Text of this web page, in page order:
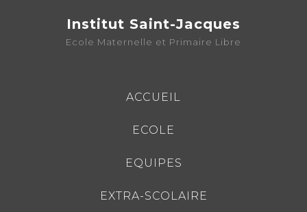
Institut Saint-Jacques
Ecole Maternelle et Primaire Libre
ACCUEIL
ECOLE
EQUIPES
EXTRA-SCOLAIRE